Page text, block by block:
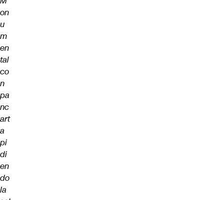
on
u
m
en
tal
co
n
pa
nc
art
a
pi
di
en
do
la